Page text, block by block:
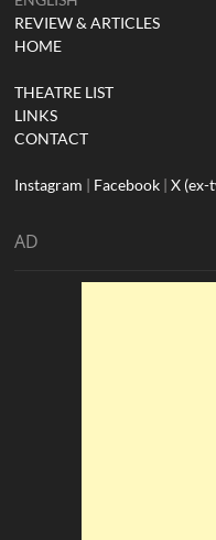
REVIEW & ARTICLES
HOME
THEATRE LIST
LINKS
CONTACT
Instagram | Facebook |X
AD